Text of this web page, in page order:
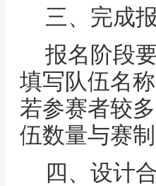
三、完成
报名阶段
填写队伍名
若参赛者较
伍数量与赛
四、设计